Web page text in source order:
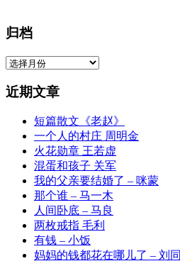
归档
归
近期文章
短篇散文《老赵》
一个人的村庄 周明金
火花勋章 王若虚
混蛋和孩子 关军
我的父亲要结婚了 – 咪蒙
那个谁 – 马一木
人间卧底 – 马良
两枚戒指 毛利
有钱 – 小饭
妈妈的钱都花在哪儿了 – 刘同